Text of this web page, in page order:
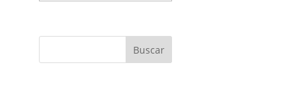
g